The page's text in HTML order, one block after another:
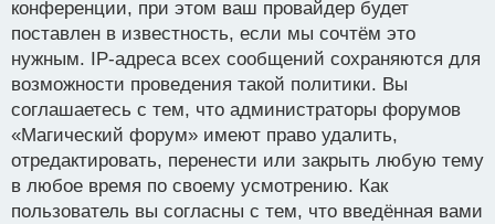
конференции, при этом ваш провайдер будет
поставлен в известность, если мы сочтём это
нужным. IP-адреса всех сообщений сохраняются для
возможности проведения такой политики. Вы
соглашаетесь с тем, что администраторы форумов
«Магический форум» имеют право удалить,
отредактировать, перенести или закрыть любую тему
в любое время по своему усмотрению. Как
пользователь вы согласны с тем, что введённая вами